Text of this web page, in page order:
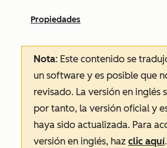
Propiedades
Nota: Este contenido se
un software y es posible que
revisado. La versión en inglés
por tanto, la versión oficial y
haya sido actualizada. Para
versión en inglés, haz clic aquí.